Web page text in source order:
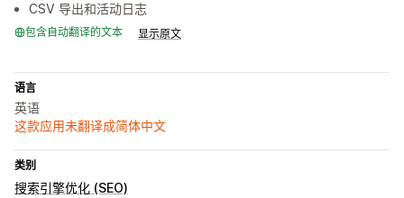
CSV 导出和活动日志
包含自动翻译的文本 显示原文
语言
英语
这款应用未翻译成简体中文
类别
搜索引擎优化 (SEO)